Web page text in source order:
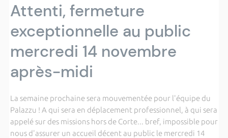
Attenti, fermeture
exceptionnelle au public
mercredi 14 novembre
après-midi
La semaine prochaine sera mouvementée pour l'équipe du
Palazzu ! A qui sera en déplacement professionnel, à qui sera
appelé sur des missions hors de Corte... bref, impossible pour
nous d'assurer un accueil décent au public le mercredi 14